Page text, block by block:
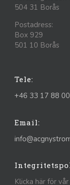
504 31 Borås
Postadress:
Box 929
501 10 Borås
Tele:
+46 33 17 88 00
Email:
Klicka här för vår